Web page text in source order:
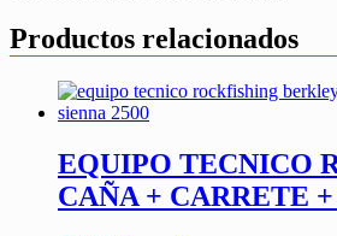
Productos relacionados
EQUIPO TECNICO
CAÑA + CARRETE